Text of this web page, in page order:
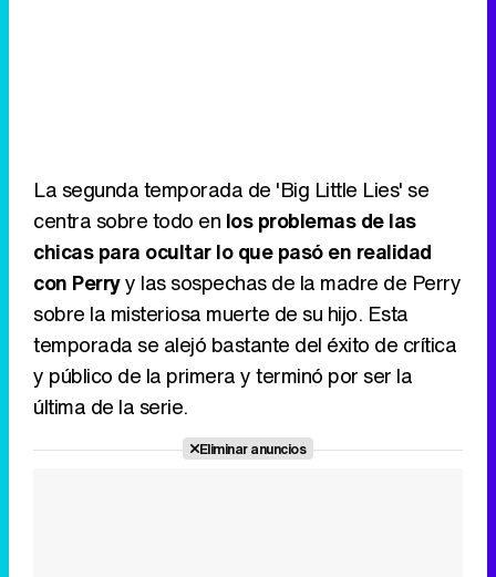
La segunda temporada de 'Big Little Lies' se
centra sobre todo en los problemas de las
chicas para ocultar lo que pasó en realidad
con Perryy las sospechas de la madre de Perry
sobre la misteriosa muerte de su hijo. Esta
temporada se alejó bastante del éxito de crítica
y público de la primera y terminó por ser la
última de la serie.
Eliminar anuncios